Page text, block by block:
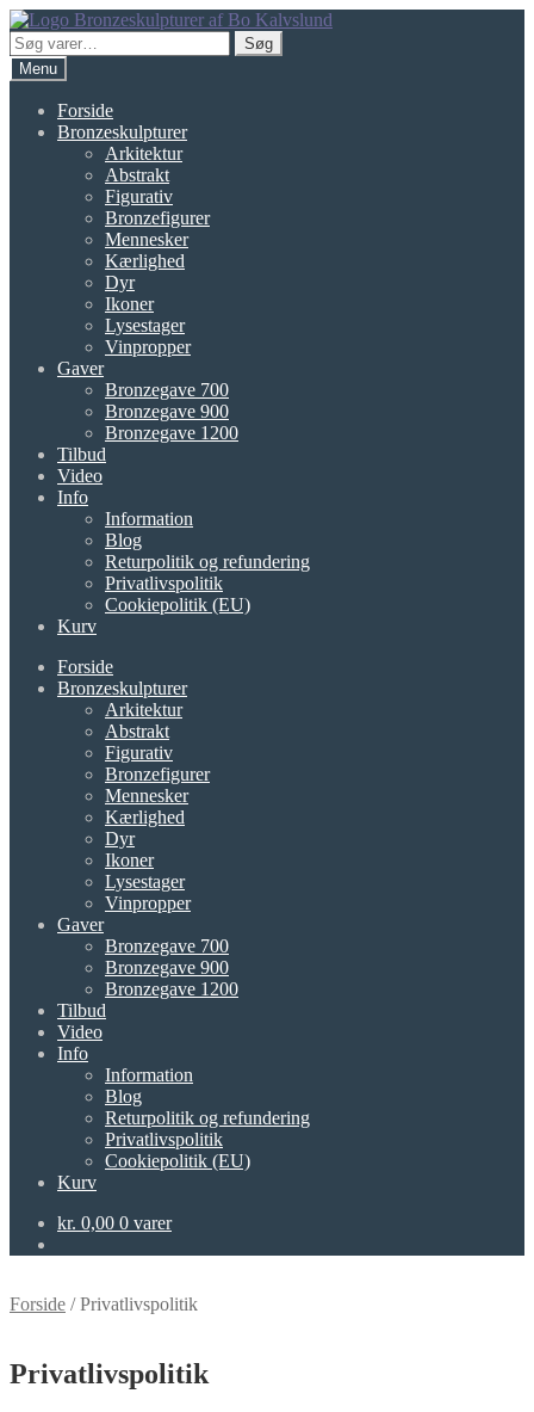
Spring
til
navigation
Spring
til
indhold
Søg
efter:
Søg
Menu
Forside
Bronzeskulpturer
Arkitektur
Abstrakt
Figurativ
Bronzefigurer
Mennesker
Kærlighed
Dyr
Ikoner
Lysestager
Vinpropper
Gaver
Bronzegave 700
Bronzegave 900
Bronzegave 1200
Tilbud
Video
Info
Information
Blog
Returpolitik og refundering
Privatlivspolitik
Cookiepolitik (EU)
Kurv
Forside
Bronzeskulpturer
Arkitektur
Abstrakt
Figurativ
Bronzefigurer
Mennesker
Kærlighed
Dyr
Ikoner
Lysestager
Vinpropper
Gaver
Bronzegave 700
Bronzegave 900
Bronzegave 1200
Tilbud
Video
Info
Information
Blog
Returpolitik og refundering
Privatlivspolitik
Cookiepolitik (EU)
Kurv
kr. 0,00 0 varer
Forside /Privatlivspolitik
Privatlivspolitik